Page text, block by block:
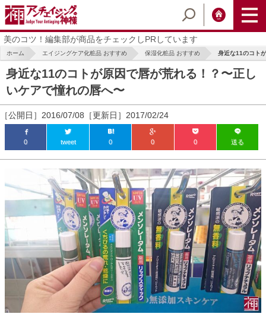
美のコツ！編集部が商品をチェックしPRしています
ホーム エイジングケア化粧品 おすすめ 保湿化粧品 おすすめ 身近な11のコト
身近な11のコトが原因で唇が荒れる！？〜正し
いケアで憧れの唇へ〜
［公開日］2016/07/08［更新日］2017/02/24
0 tweet 0 0 0 送る
antiaging/wp-
antiaging/wp-